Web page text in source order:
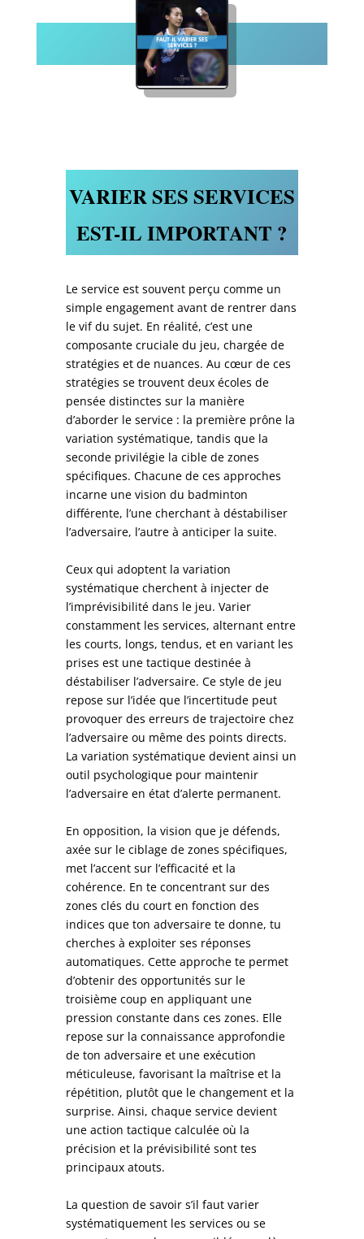
VARIER SES SERVICES
EST-IL IMPORTANT ?
Le service est souvent perçu comme un
simple engagement avant de rentrer dans
le vif du sujet. En réalité, c’est une
composante cruciale du jeu, chargée de
stratégies et de nuances. Au cœur de ces
stratégies se trouvent deux écoles de
pensée distinctes sur la manière
d’aborder le service : la première prône la
variation systématique, tandis que la
seconde privilégie la cible de zones
spécifiques. Chacune de ces approches
incarne une vision du badminton
différente, l’une cherchant à déstabiliser
l’adversaire, l’autre à anticiper la suite.
Ceux qui adoptent la variation
systématique cherchent à injecter de
l’imprévisibilité dans le jeu. Varier
constamment les services, alternant entre
les courts, longs, tendus, et en variant les
prises est une tactique destinée à
déstabiliser l’adversaire. Ce style de jeu
repose sur l’idée que l’incertitude peut
provoquer des erreurs de trajectoire chez
l’adversaire ou même des points directs.
La variation systématique devient ainsi un
outil psychologique pour maintenir
l’adversaire en état d’alerte permanent.
En opposition, la vision que je défends,
axée sur le ciblage de zones spécifiques,
met l’accent sur l’efficacité et la
cohérence. En te concentrant sur des
zones clés du court en fonction des
indices que ton adversaire te donne, tu
cherches à exploiter ses réponses
automatiques. Cette approche te permet
d’obtenir des opportunités sur le
troisième coup en appliquant une
pression constante dans ces zones. Elle
repose sur la connaissance approfondie
de ton adversaire et une exécution
méticuleuse, favorisant la maîtrise et la
répétition, plutôt que le changement et la
surprise. Ainsi, chaque service devient
une action tactique calculée où la
précision et la prévisibilité sont tes
principaux atouts.
La question de savoir s’il faut varier
systématiquement les services ou se